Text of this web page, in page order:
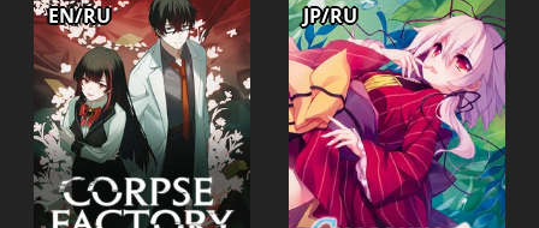
EN/RU JP/RU